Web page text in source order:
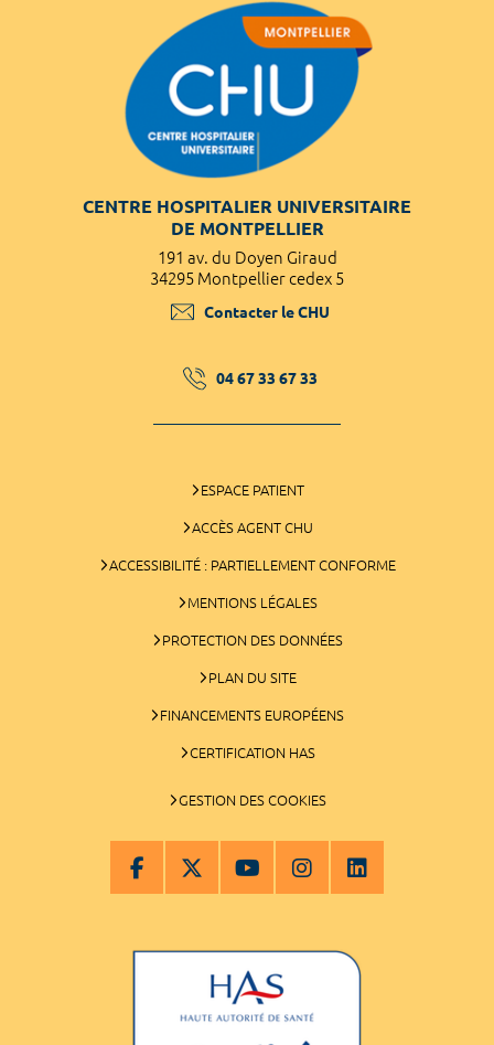
CENTRE HOSPITALIER UNIVERSITAIRE
DE MONTPELLIER
191 av. du Doyen Giraud
34295 Montpellier cedex 5
Contacter le CHU
04 67 33 67 33
ESPACE PATIENT
ACCÈS AGENT CHU
ACCESSIBILITÉ : PARTIELLEMENT CONFORME
MENTIONS LÉGALES
PROTECTION DES DONNÉES
PLAN DU SITE
FINANCEMENTS EUROPÉENS
CERTIFICATION HAS
GESTION DES COOKIES